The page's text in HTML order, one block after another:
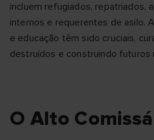
incluem refugiados, repatriados,
internos e requerentes de asilo.
e educação têm sido cruciais,
destruídos e construindo futuros
O Alto